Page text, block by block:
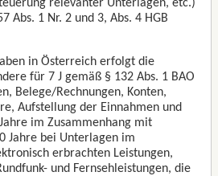
relevanter Unterlagen, etc.)
Abs. 1 Nr. 2 und 3, Abs. 4 HGB
in Österreich erfolgt die
für 7 J gemäß § 132 Abs. 1 BAO
Belege/Rechnungen, Konten,
Aufstellung der Einnahmen und
im Zusammenhang mit
Jahre bei Unterlagen im
erbrachten Leistungen,
und Fernsehleistungen, die